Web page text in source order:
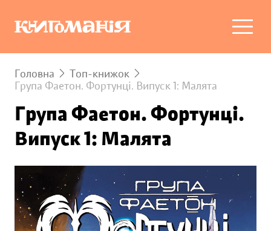
Головна
Топ-книжок
Група Фаетон. Фортунці. Випуск 1: Малята
Група Фаетон. Фортунці.
Випуск 1: Малята